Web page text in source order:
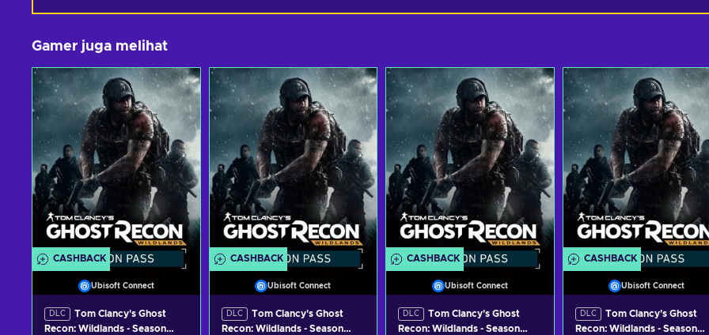
Gamer juga melihat
CASHBACK
Ubisoft Connect
DLC
Tom Clancy's Ghost
Recon: Wildlands - Season
CASHBACK
Ubisoft Connect
DLC
Tom Clancy's Ghost
Recon: Wildlands - Season
CASHBACK
Ubisoft Connect
DLC
Tom Clancy's Ghost
Recon: Wildlands - Season
CASHBACK
Ubisoft Connect
DLC
Tom Clancy's Ghost
Recon: Wildlands - Season